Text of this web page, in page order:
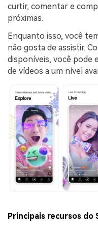
curtir, comentar e
próximas.
Enquanto isso, você
não gosta de assistir.
disponíveis, você pode
de vídeos a um nível
Principais recursos do